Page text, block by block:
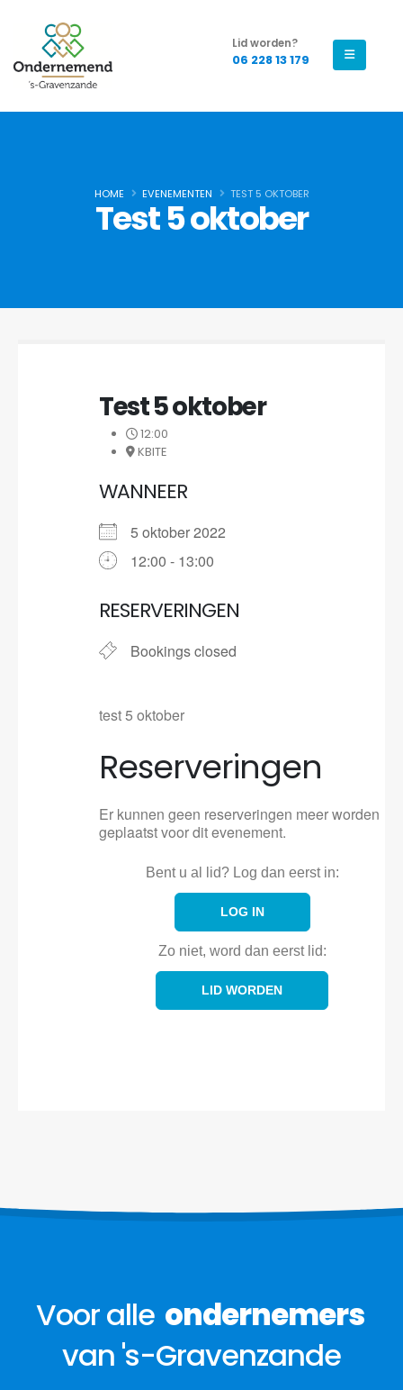
Lid worden?
06 228 13 179
HOME EVENEMENTEN TEST 5 OKTOBER
Test 5 oktober
Test 5 oktober
12:00
KBITE
WANNEER
5 oktober 2022
12:00 - 13:00
RESERVERINGEN
Bookings closed
test 5 oktober
Reserveringen
Er kunnen geen reserveringen meer worden
geplaatst voor dit evenement.
Bent u al lid? Log dan eerst in:
LOG IN
Zo niet, word dan eerst lid:
LID WORDEN
Voor alle ondernemers
van 's-Gravenzande